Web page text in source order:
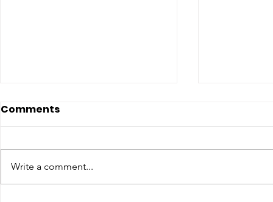
Comments
Write a comment...